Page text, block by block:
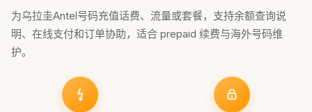
为乌拉圭Antel号码充值话费、流量或套餐，支持余额查询说
明、在线支付和订单协助，适合 prepaid 续费与海外号码维
护。